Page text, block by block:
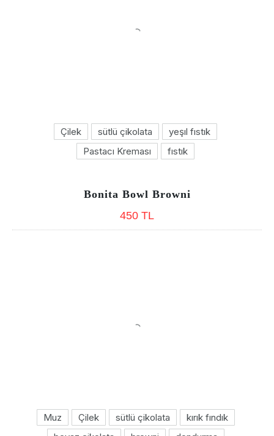
Çilek sütlü çikolata
yeşıl fıstık
Pastacı Kreması
fıstık
Bonita Bowl Browni
450 TL
Muz Çilek sütlü çikolata
kırık fındık